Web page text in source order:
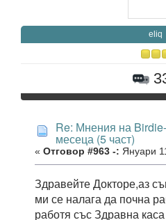
eliq
Re: Мнения на
месеца (5 част)
« Отговор #963 -: Януари
Здравейте Докторе,аз
ми се налага да почна
работя със Здравна